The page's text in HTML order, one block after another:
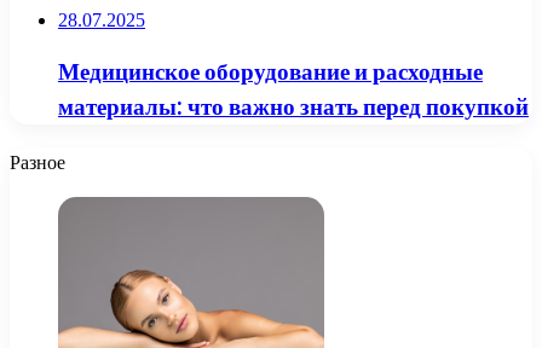
28.07.2025
Медицинское оборудование и расходные
материалы: что важно знать перед покупкой
Разное